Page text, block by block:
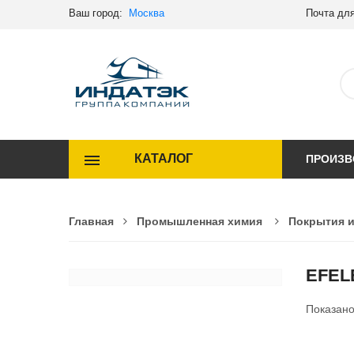
Ваш город: Москва Почта
КАТАЛОГ
Главная Промышленная химия Покрытия
Показано